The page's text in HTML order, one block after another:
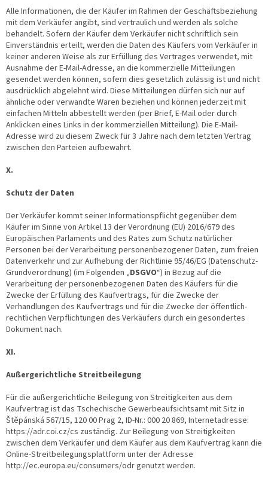
Alle Informationen, die der Käufer im Rahmen der Geschäftsbeziehung
mit dem Verkäufer angibt, sind vertraulich und werden als solche
behandelt. Sofern der Käufer dem Verkäufer nicht schriftlich sein
Einverständnis erteilt, werden die Daten des Käufers vom Verkäufer in
keiner anderen Weise als zur Erfüllung des Vertrages verwendet, mit
Ausnahme der E-Mail-Adresse, an die kommerzielle Mitteilungen
gesendet werden können, sofern dies gesetzlich zulässig ist und nicht
ausdrücklich abgelehnt wird. Diese Mitteilungen dürfen sich nur auf
ähnliche oder verwandte Waren beziehen und können jederzeit mit
einfachen Mitteln abbestellt werden (per Brief, E-Mail oder durch
Anklicken eines Links in der kommerziellen Mitteilung). Die E-Mail-
Adresse wird zu diesem Zweck für 3 Jahre nach dem letzten Vertrag
zwischen den Parteien aufbewahrt.
X.
Schutz der Daten
Der Verkäufer kommt seiner Informationspflicht gegenüber dem
Käufer im Sinne von Artikel 13 der Verordnung (EU) 2016/679 des
Europäischen Parlaments und des Rates zum Schutz natürlicher
Personen bei der Verarbeitung personenbezogener Daten, zum freien
Datenverkehr und zur Aufhebung der Richtlinie 95/46/EG (Datenschutz-
Grundverordnung) (im Folgenden „DSGVO“) in Bezug auf die
Verarbeitung der personenbezogenen Daten des Käufers für die
Zwecke der Erfüllung des Kaufvertrags, für die Zwecke der
Verhandlungen des Kaufvertrags und für die Zwecke der öffentlich-
rechtlichen Verpflichtungen des Verkäufers durch ein gesondertes
Dokument nach.
XI.
Außergerichtliche Streitbeilegung
Für die außergerichtliche Beilegung von Streitigkeiten aus dem
Kaufvertrag ist das Tschechische Gewerbeaufsichtsamt mit Sitz in
Štěpánská 567/15, 120 00 Prag 2, ID-Nr.: 000 20 869, Internetadresse:
https://adr.coi.cz/cs zuständig. Zur Beilegung von Streitigkeiten
zwischen dem Verkäufer und dem Käufer aus dem Kaufvertrag kann die
Online-Streitbeilegungsplattform unter der Adresse
http://ec.europa.eu/consumers/odr genutzt werden.